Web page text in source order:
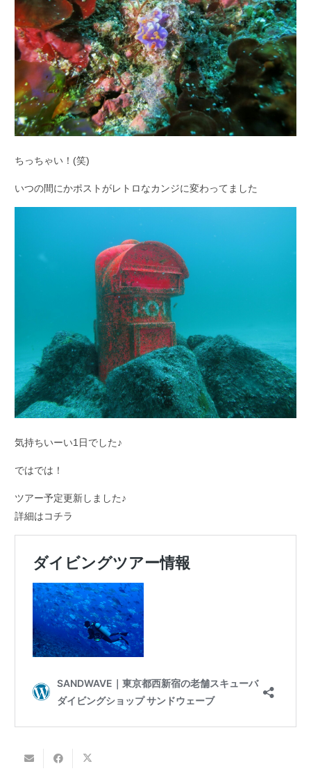
ちっちゃい！(笑)
いつの間にかポストがレトロなカンジに変わってました
気持ちいーい1日でした♪
ではでは！
ツアー予定更新しました♪
詳細はコチラ